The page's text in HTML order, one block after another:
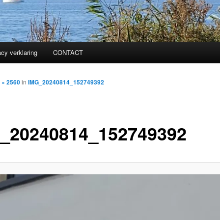
verklaring CONTACT
2560in IMG_20240814_152749392